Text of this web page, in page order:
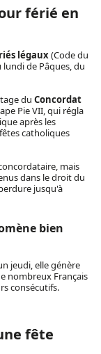
férié en
légaux(Code du
lundi de Pâques, du
du Concordat
Pie VII, qui régla
après les
catholiques
mais
dans le droit du
jusqu'à
bien
jeudi, elle génère
nombreux Français
consécutifs.
fête